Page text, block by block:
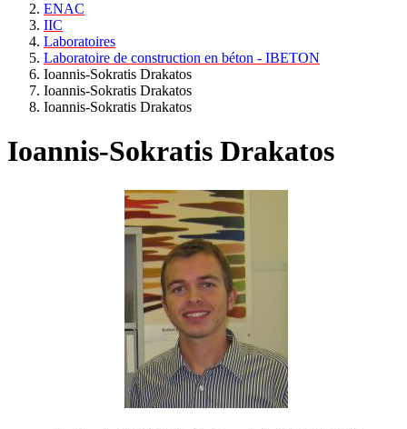
ENAC
IIC
Laboratoires
Laboratoire de construction en béton - IBETON
Ioannis-Sokratis Drakatos
Ioannis-Sokratis Drakatos
Ioannis-Sokratis Drakatos
Ioannis-Sokratis Drakatos